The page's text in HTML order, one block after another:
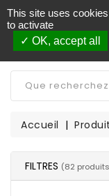
Livraison
CATÉGORIE
Accueil
FILTRES (82
This site uses
to activate
OK, accept all